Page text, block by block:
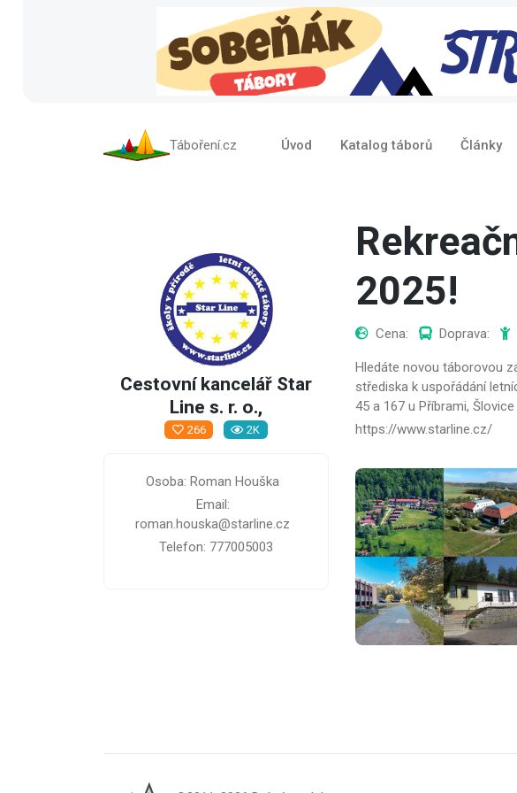
Táboření.cz Úvod Katalog táborů Články
Cestovní kancelář Star
Line s. r. o.,
266 2K
Osoba: Roman Houška
Email:
roman.houska@starline.cz
Telefon: 777005003
2025!
Cena: Doprava:
Hledáte novou táborovou
střediska k uspořádání
45 a 167 u Příbrami,
https://www.starline.cz/